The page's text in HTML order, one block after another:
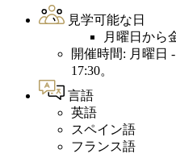
見学可能な日
月曜日から
開催時間: 月曜日
17:30。
言語
英語
スペイン語
フランス語